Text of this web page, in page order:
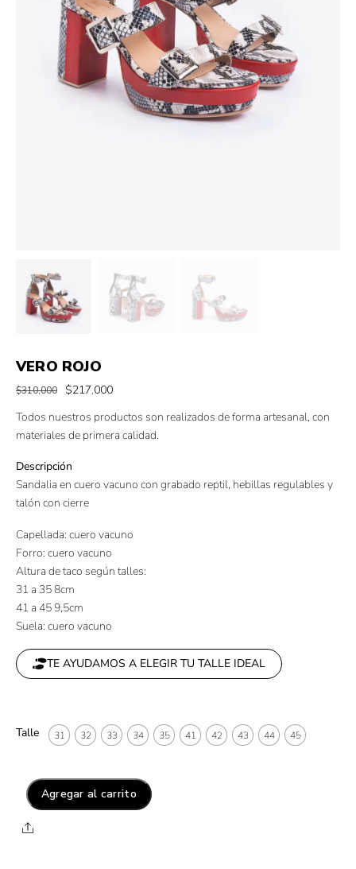
VERO ROJO
$310,000 $217,000
Todos nuestros productos son realizados de forma artesanal, con
materiales de primera calidad.
Descripción
Sandalia en cuero vacuno con grabado reptil, hebillas regulables y
talón con cierre
Capellada: cuero vacuno
Forro: cuero vacuno
Altura de taco según talles:
31 a 35 8cm
41 a 45 9,5cm
Suela: cuero vacuno
TE AYUDAMOS A ELEGIR TU TALLE IDEAL
Talle 31 32 33 34 35 41 42 43 44 45
Agregar al carrito